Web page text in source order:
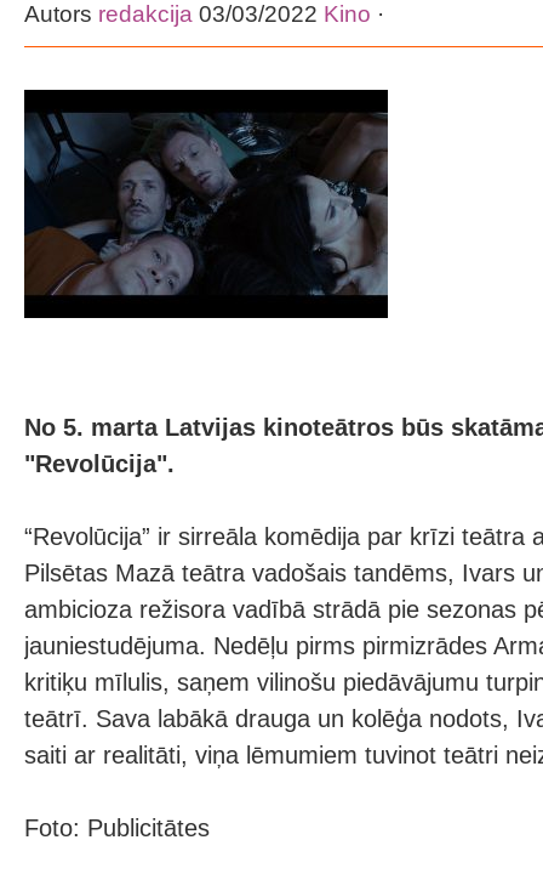
Autors redakcija 03/03/2022 Kino ·
No 5. marta Latvijas kinoteātros būs
"Revolūcija".
“Revolūcija” ir sirreāla komēdija par krīzi teātra
Pilsētas Mazā teātra vadošais tandēms, Ivars
ambicioza režisora vadībā strādā pie sezonas
jauniestudējuma. Nedēļu pirms pirmizrādes
kritiķu mīlulis, saņem vilinošu piedāvājumu
teātrī. Sava labākā drauga un kolēģa nodots,
saiti ar realitāti, viņa lēmumiem tuvinot teātri
Foto: Publicitātes